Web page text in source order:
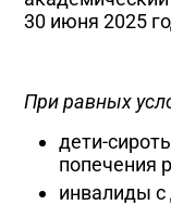
30 июня 2025
При равных
дети-
попечения
инвалиды с